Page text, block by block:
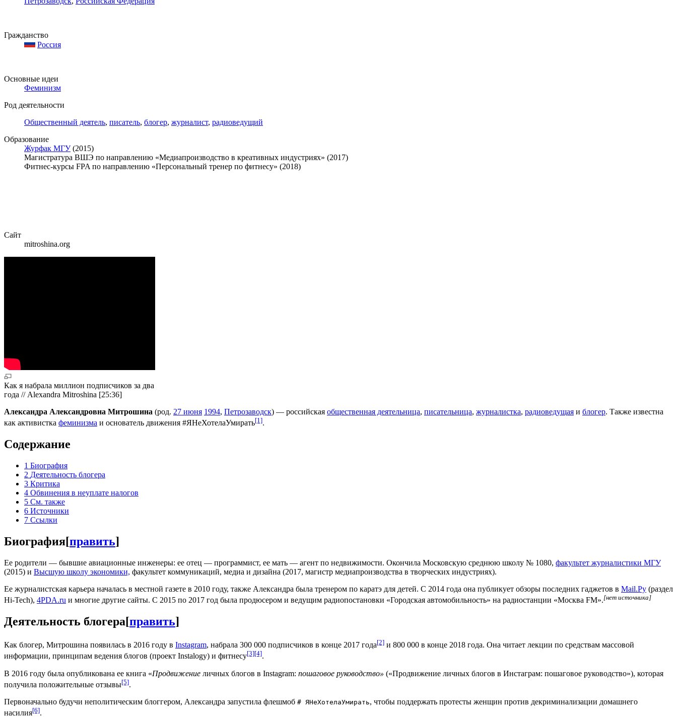
Гражданство
Россия
Основные идеи
Феминизм
Род деятельности
Общественный деятель, писатель, блогер, журналист, радиоведущий
Образование
Журфак МГУ(2015)
Магистратура ВШЭ по направлению «Медиапроизводство в креативных индустриях» (2017)
Фитнес-курсы FPA по направлению «Персональный тренер по фитнесу» (2018)
Сайт
mitroshina.org
Как я набрала миллион подписчиков за два
года // Alexandra Mitroshina [25:36]
Александра Александровна Митрошина (род. 27 июня 1994, Петрозаводск) — российская общественная деятельница, писательница, журналистка, радиоведущая и блогер. Также известна
как активистка феминизма и основатель движения #ЯНеХотелаУмирать[1].
Содержание
1 Биография
2 Деятельность блогера
3 Критика
4 Обвинения в неуплате налогов
5 См. также
6 Источники
7 Ссылки
Биография[править]
Ее родители — бывшие авиационные инженеры: ее отец — программист, ее мать — агент по недвижимости. Окончила Московскую среднюю школу № 1080, факультет журналистики МГУ
(2015) и Высшую школу экономики, факультет коммуникаций, медиа и дизайна (2017, магистр медиапроизводства в творческих индустриях).
Ее журналистская карьера началась в местной газете в 2010 году, также Александра была тренером по каратэ для детей. С 2014 года она публикует обзоры последних гаджетов в Mail.Ру (раздел
Hi-Tech), 4PDA.ru и многие другие сайты. С 2015 по 2017 год была продюсером и ведущим радиопостановки «Городская автомобильность» на радиостанции «Москва FM».[нет источника]
Деятельность блогера[править]
Как блогер, Митрошина появилась в 2016 году в Instagram, набрала 300 000 подписчиков в конце 2017 года[2] и 800 000 в конце 2018 года. Она читает лекции по средствам массовой
информации, принципам ведения блогов (проект Instalogy) и фитнесу[3][4].
В 2016 году была опубликована ее книга «Продвижение личных блогов в Instagram: пошаговое руководство» («Продвижение личных блогов в Инстаграм: пошаговое руководство»), которая
получила положительные отзывы[5].
Первоначально будучи неполитическим блоггером, Александра запустила флешмоб # ЯНеХотелаУмирать, чтобы поддержать протесты женщин против декриминализации домашнего
насилия[6].